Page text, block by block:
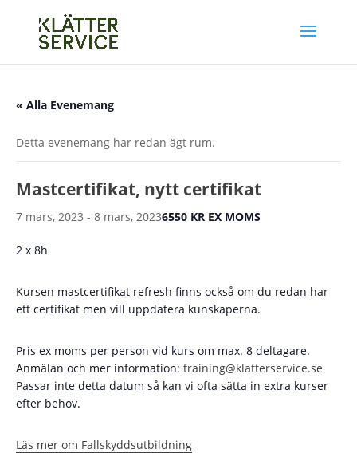
« Alla Evenemang
Detta evenemang har redan ägt rum.
Mastcertifikat, nytt certifikat
7 mars, 2023 - 8 mars, 20236550 KR EX MOMS
2 x 8h
Kursen mastcertifikat refresh finns också om du redan har
ett certifikat men vill uppdatera kunskaperna.
Pris ex moms per person vid kurs om max. 8 deltagare.
Anmälan och mer information: training@klatterservice.se
Passar inte detta datum så kan vi ofta sätta in extra kurser
efter behov.
Läs mer om Fallskyddsutbildning